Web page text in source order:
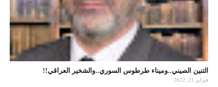
التنين الصيني..وميناء طرطوس السوري..والشخير العراقي!!
فبراير 21, 2022